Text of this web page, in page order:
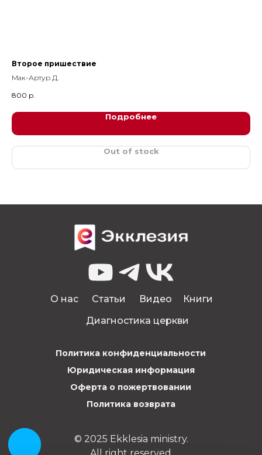
Второе пришествие
Мак-Артур Д.
800 р.
Подробнее
Out of stock
© 2025 Ekklesia ministry.
О нас Статьи Видео
Книги
Диагностика церкви
Политика конфиденциальности
Юридическая информация
Оферта о пожертвовании
Политика возврата